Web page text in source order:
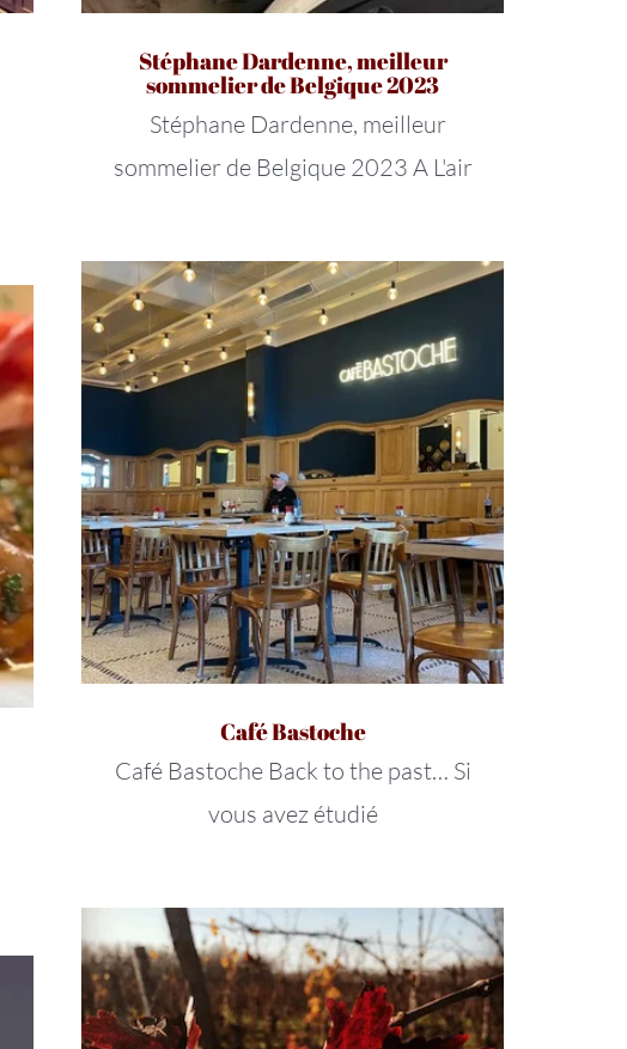
Stéphane Dardenne, meilleur
sommelier de Belgique 2023
Stéphane Dardenne, meilleur
sommelier de Belgique 2023 A L'air
Café Bastoche
Café Bastoche Back to the past… Si
vous avez étudié